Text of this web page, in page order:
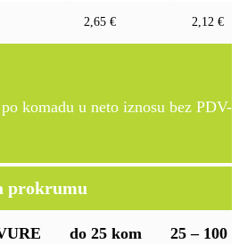
2,65 € 2,12 €
komadu u neto iznosu bez PDV-
prokrumu
do 25 kom 25 – 100